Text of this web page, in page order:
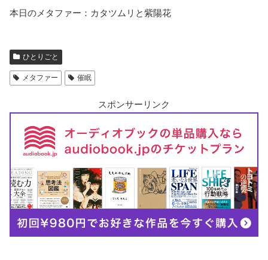
本日のメタファー：カタツムリと紫陽花
ひとりごと
メタファー 催眠
スポンサーリンク